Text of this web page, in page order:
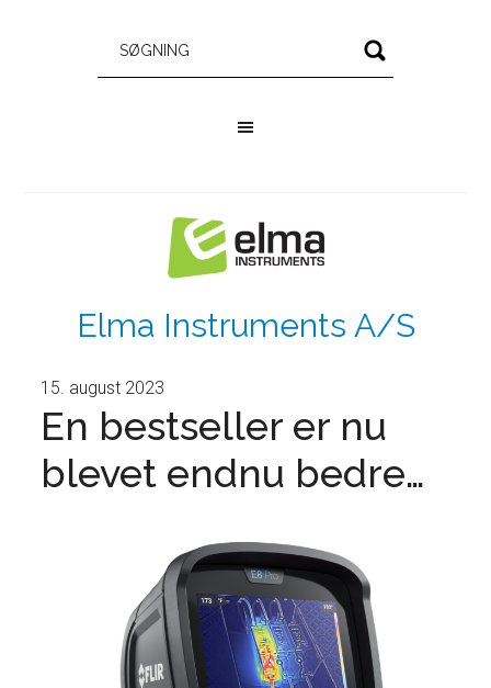
Elma Instruments A/S
15. august 2023
En bestseller er nu
blevet endnu bedre…